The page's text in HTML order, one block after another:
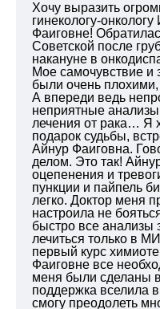
Хочу выразить
гинекологу-
Фаиговне!
Советской после
накануне в
Мое самочувствие и
были очень
А впереди ведь
неприятные
лечения от рака… Я
подарок судьбы,
Айнур Фаиговна.
делом. Это так!
оцепенения и
пункции и пайпель
легко. Доктор меня
настроила не
быстро все анализы
лечиться только в
первый курс
Фаиговне все
меня были сделаны
поддержка вселила
смогу преодолеть